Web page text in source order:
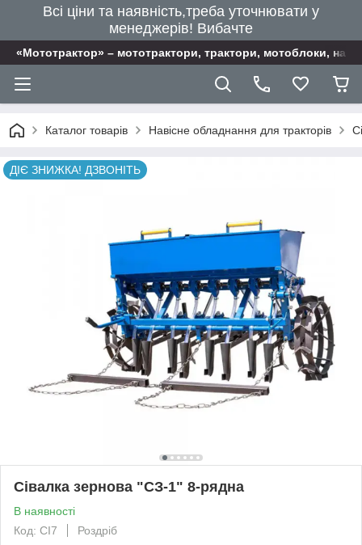
Всі ціни та наявність,треба уточнювати у
менеджерів! Вибачте
«Мототрактор» – мототрактори, трактори, мотоблоки,
Каталог товарів Навісне обладнання для тракторів
ДІЄ ЗНИЖКА! ДЗВОНІТЬ
Сівалка зернова "СЗ-1" 8-рядна
В наявності
Код: СІ7
Роздріб